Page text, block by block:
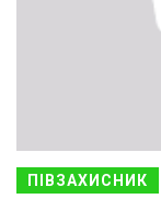
ПІВЗАХИСНИК